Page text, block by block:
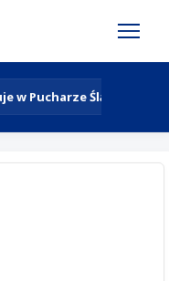
Pucharze Śląska w